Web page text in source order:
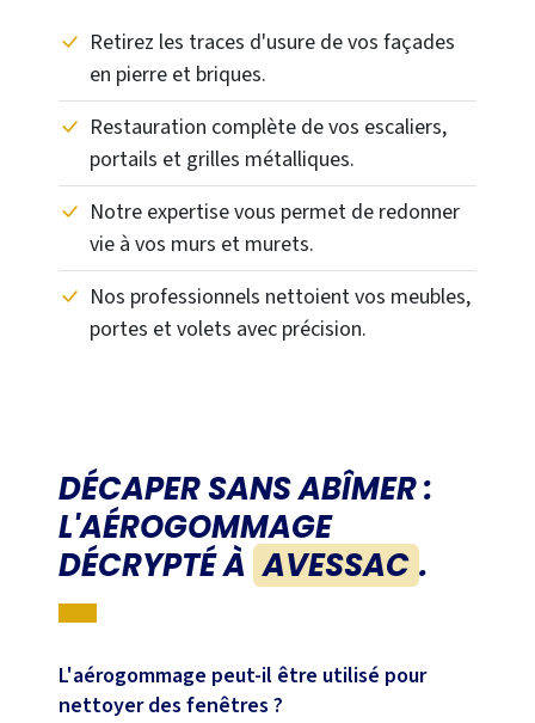
Retirez les traces d'usure de vos façades
en pierre et briques.
Restauration complète de vos escaliers,
portails et grilles métalliques.
Notre expertise vous permet de redonner
vie à vos murs et murets.
Nos professionnels nettoient vos meubles,
portes et volets avec précision.
DÉCAPER SANS ABÎMER :
L'AÉROGOMMAGE
DÉCRYPTÉ À AVESSAC .
L'aérogommage peut-il être utilisé pour
nettoyer des fenêtres ?